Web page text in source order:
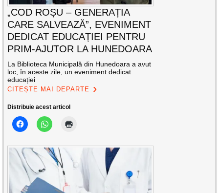
„COD ROȘU – GENERAȚIA
CARE SALVEAZĂ”, EVENIMENT
DEDICAT EDUCAȚIEI PENTRU
PRIM-AJUTOR LA HUNEDOARA
La Biblioteca Municipală din Hunedoara a avut
loc, în aceste zile, un eveniment dedicat
educației
CITEȘTE MAI DEPARTE
Distribuie acest articol